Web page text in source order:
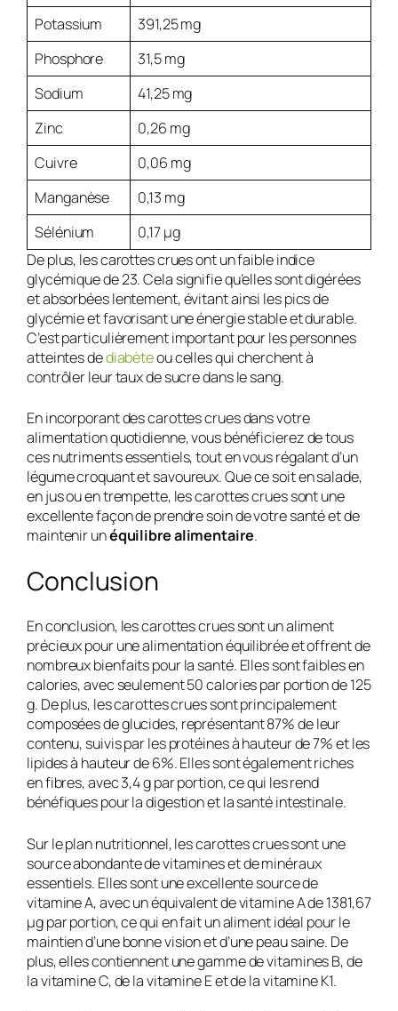
Potassium
391,25 mg
Phosphore
31,5 mg
Sodium
41,25 mg
Zinc
0,26 mg
Cuivre
0,06 mg
Manganèse
0,13 mg
Sélénium
0,17 µg
De plus, les carottes crues ont un faible indice
glycémique de 23. Cela signifie qu’elles sont digérées
et absorbées lentement, évitant ainsi les pics de
glycémie et favorisant une énergie stable et durable.
C’est particulièrement important pour les personnes
atteintes dediabèteou celles qui cherchent à
contrôler leur taux de sucre dans le sang.
En incorporant des carottes crues dans votre
alimentation quotidienne, vous bénéficierez de tous
ces nutriments essentiels, tout en vous régalant d’un
légume croquant et savoureux. Que ce soit en salade,
en jus ou en trempette, les carottes crues sont une
excellente façon de prendre soin de votre santé et de
maintenir unéquilibre alimentaire.
Conclusion
En conclusion, les carottes crues sont un aliment
précieux pour une alimentation équilibrée et offrent de
nombreux bienfaits pour la santé. Elles sont faibles en
calories, avec seulement 50 calories par portion de 125
g. De plus, les carottes crues sont principalement
composées de glucides, représentant 87% de leur
contenu, suivis par les protéines à hauteur de 7% et les
lipides à hauteur de 6%. Elles sont également riches
en fibres, avec 3,4 g par portion, ce qui les rend
bénéfiques pour la digestion et la santé intestinale.
Sur le plan nutritionnel, les carottes crues sont une
source abondante de vitamines et de minéraux
essentiels. Elles sont une excellente source de
vitamine A, avec un équivalent de vitamine A de 1381,67
µg par portion, ce qui en fait un aliment idéal pour le
maintien d’une bonne vision et d’une peau saine. De
plus, elles contiennent une gamme de vitamines B, de
la vitamine C, de la vitamine E et de la vitamine K1.